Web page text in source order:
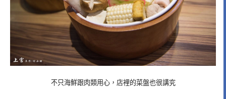
不只海鮮跟肉類用心，店裡的菜盤也很講究